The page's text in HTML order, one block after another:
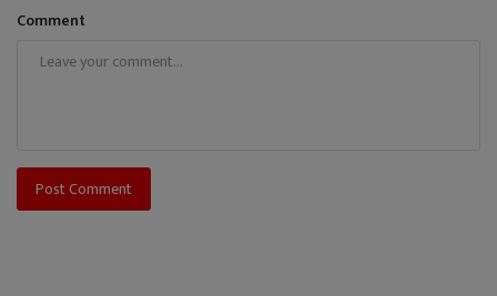
Comment
Post Comment